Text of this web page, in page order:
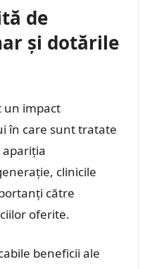
de
și dotările
un impact
în care sunt tratate
apariția
clinicile
către
oferite.
beneficii ale